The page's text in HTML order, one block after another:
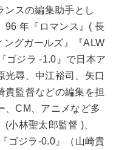
ンスの編集助手とし
96 年『ロマンス』( 長
ングガールズ』『ALW
ゴジラ -1.0』で日本ア
光尋、中江裕司、矢口
貴監督などの編集を担
、CM、アニメなど多
小林聖太郎監督 )、
ゴジラ-0.0』（山崎貴